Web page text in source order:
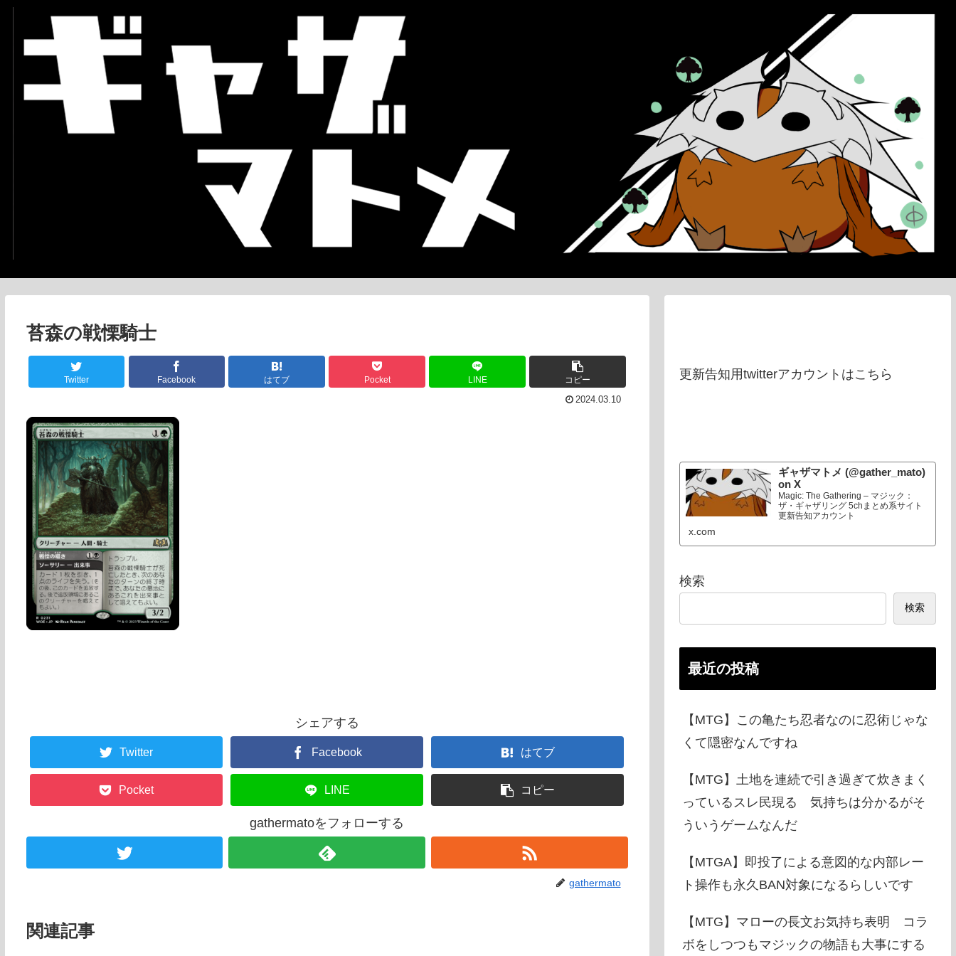
苔森の戦慄騎士
Twitter Facebook はてブ Pocket LINE コピー
2024.03.10
シェアする
Twitter Facebook はてブ
Pocket LINE コピー
gathermatoをフォローする
gathermato
関連記事
更新告知用twitterアカウントはこちら
ギャザマトメ (@gather_mato)
on X
Magic: The Gathering – マジック：
ザ・ギャザリング 5chまとめ系サイト
更新告知アカウント
x.com
検索
検索
最近の投稿
【MTG】この亀たち忍者なのに忍術じゃな
くて隠密なんですね
【MTG】土地を連続で引き過ぎて炊きまく
っているスレ民現る 気持ちは分かるがそ
ういうゲームなんだ
【MTGA】即投了による意図的な内部レー
ト操作も永久BAN対象になるらしいです
【MTG】マローの長文お気持ち表明 コラ
ボをしつつもマジックの物語も大事にする